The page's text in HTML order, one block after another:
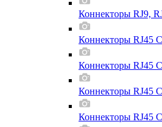
Коннекторы RJ9,
Коннекторы RJ45
Коннекторы RJ45
Коннекторы RJ45
Коннекторы RJ45